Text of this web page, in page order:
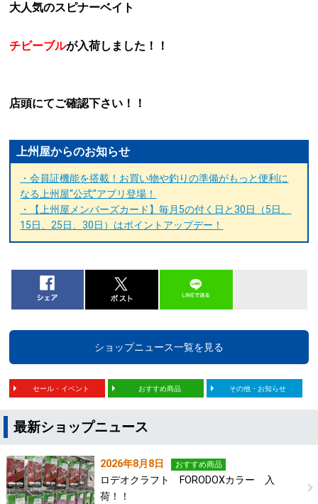
大人気のスピナーベイト
チビーブルが入荷しました！！
店頭にてご確認下さい！！
上州屋からのお知らせ
・会員証機能を搭載！お買い物や釣りの準備がもっと便利に
なる上州屋“公式”アプリ登場！
・【上州屋メンバーズカード】毎月5の付く日と30日（5日、
15日、25日、30日）はポイントアップデー！
ショップニュース一覧を見る
セール・イベント おすすめ商品 その他・お知らせ
最新ショップニュース
2026年8月8日 おすすめ商品
ロデオクラフト FORODOXカラー 入
荷！！